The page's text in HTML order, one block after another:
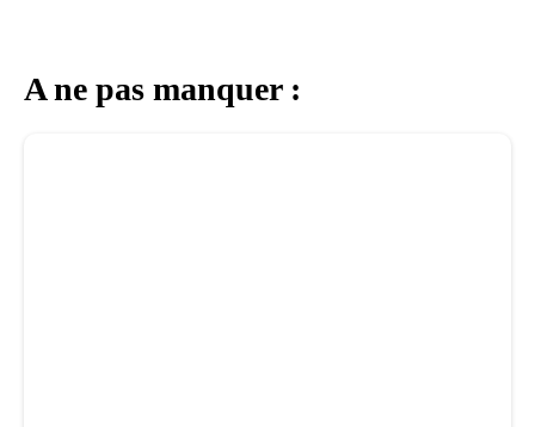
A ne pas manquer :